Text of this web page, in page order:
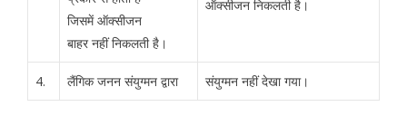
जिसमें ऑक्सीजन
बाहर नहीं निकलती है।
ऑक्सीजन निकलती है।
4. लैंगिक जनन संयुग्मन द्वारा संयुग्मन नहीं देखा गया।